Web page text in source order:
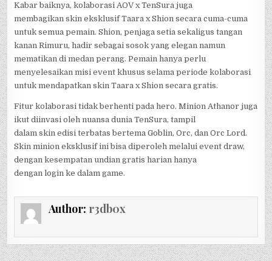
Kabar baiknya, kolaborasi AOV x TenSura juga
membagikan skin eksklusif Taara x Shion secara cuma-cuma
untuk semua pemain. Shion, penjaga setia sekaligus tangan
kanan Rimuru, hadir sebagai sosok yang elegan namun
mematikan di medan perang. Pemain hanya perlu
menyelesaikan misi event khusus selama periode kolaborasi
untuk mendapatkan skin Taara x Shion secara gratis.
Fitur kolaborasi tidak berhenti pada hero. Minion Athanor juga
ikut diinvasi oleh nuansa dunia TenSura, tampil
dalam skin edisi terbatas bertema Goblin, Orc, dan Orc Lord.
Skin minion eksklusif ini bisa diperoleh melalui event draw,
dengan kesempatan undian gratis harian hanya
dengan login ke dalam game.
Author: r3db0x